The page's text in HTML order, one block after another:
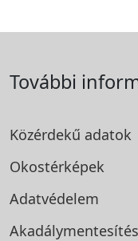
További
Közérdekű adatok
Okostérképek
Adatvédelem